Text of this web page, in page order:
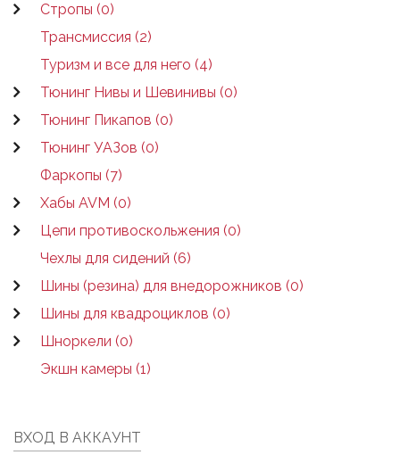
Стропы (0)
Трансмиссия (2)
Туризм и все для него (4)
Тюнинг Нивы и Шевинивы (0)
Тюнинг Пикапов (0)
Тюнинг УАЗов (0)
Фаркопы (7)
Хабы AVM (0)
Цепи противоскольжения (0)
Чехлы для сидений (6)
Шины (резина) для внедорожников (0)
Шины для квадроциклов (0)
Шноркели (0)
Экшн камеры (1)
ВХОД В АККАУНТ